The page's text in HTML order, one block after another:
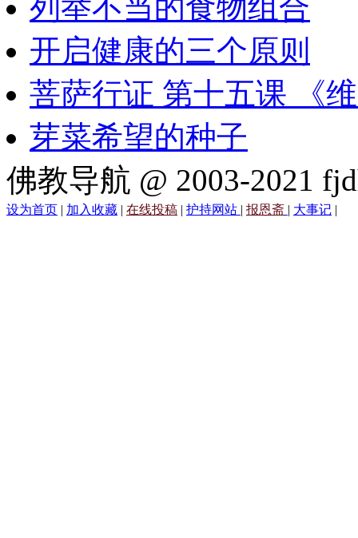
列举不当的食物组合
开启健康的三个原则
菩萨行证 第十五课 《
芽菜希望的种子
佛教导航 @ 2003-2021
设为首页 | 加入收藏 | 在线投稿 | 护持网站 | 报恩斋 | 大事记 |